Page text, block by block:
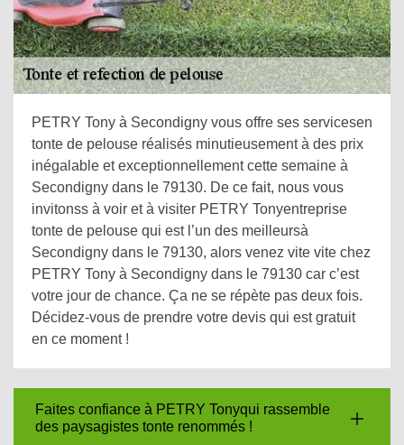
PETRY Tony à Secondigny vous offre ses servicesen
tonte de pelouse réalisés minutieusement à des prix
inégalable et exceptionnellement cette semaine à
Secondigny dans le 79130. De ce fait, nous vous
invitonss à voir et à visiter PETRY Tonyentreprise
tonte de pelouse qui est l’un des meilleursà
Secondigny dans le 79130, alors venez vite vite chez
PETRY Tony à Secondigny dans le 79130 car c’est
votre jour de chance. Ça ne se répète pas deux fois.
Décidez-vous de prendre votre devis qui est gratuit
en ce moment !
Faites confiance à PETRY Tonyqui rassemble
des paysagistes tonte renommés !